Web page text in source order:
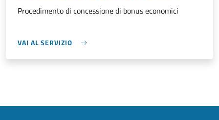
Procedimento di concessione di bonus economici
VAI AL SERVIZIO